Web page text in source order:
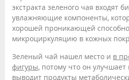
экстракта зеленого чая входят
увлажняющие компоненты,
хорошей проникающей
микроциркуляцию в кожных
Зеленый чай нашел место и в
фигуры, потому что он
выводит продукты